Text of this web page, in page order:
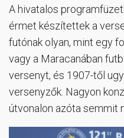
A hivatalos
érmet készítettek a
futónak olyan, mint egy
vagy a Maracanában
versenyt, és 1907-től
versenyzők. Nagyon
útvonalon azóta semmit